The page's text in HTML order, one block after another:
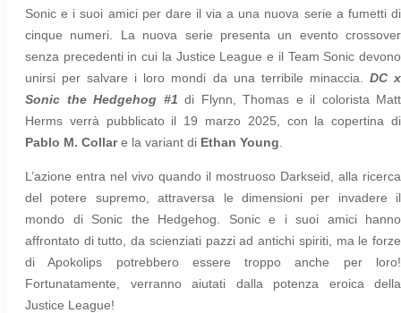
Sonic e i suoi amici per dare il via a una nuova serie a fumetti di
cinque numeri. La nuova serie presenta un evento crossover
senza precedenti in cui la Justice League e il Team Sonic devono
unirsi per salvare i loro mondi da una terribile minaccia.
DC x
Sonic the Hedgehog #1 di Flynn, Thomas e il colorista Matt
Herms verrà pubblicato il 19 marzo 2025, con la copertina di
Pablo M. Collare la variant di Ethan Young
L’azione entra nel vivo quando il mostruoso Darkseid, alla ricerca
del potere supremo, attraversa le dimensioni per invadere il
mondo di Sonic the Hedgehog. Sonic e i suoi amici hanno
affrontato di tutto, da scienziati pazzi ad antichi spiriti, ma le forze
di Apokolips potrebbero essere troppo anche per loro!
Fortunatamente, verranno aiutati dalla potenza eroica della
Justice League!